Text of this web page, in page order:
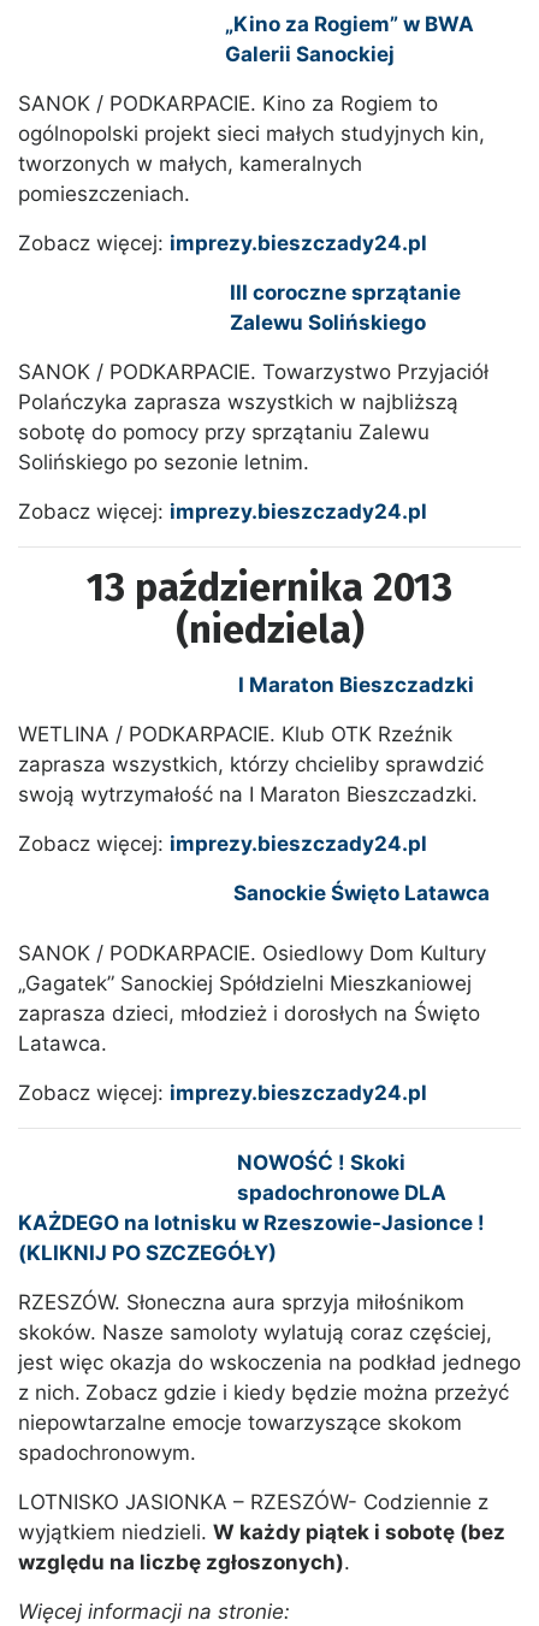
„Kino za Rogiem” w BWA
Galerii Sanockiej
SANOK / PODKARPACIE. Kino za Rogiem to
ogólnopolski projekt sieci małych studyjnych kin,
tworzonych w małych, kameralnych
pomieszczeniach.
Zobacz więcej: imprezy.bieszczady24.pl
III coroczne sprzątanie
Zalewu Solińskiego
SANOK / PODKARPACIE. Towarzystwo Przyjaciół
Polańczyka zaprasza wszystkich w najbliższą
sobotę do pomocy przy sprzątaniu Zalewu
Solińskiego po sezonie letnim.
Zobacz więcej: imprezy.bieszczady24.pl
13 października 2013
(niedziela)
I Maraton Bieszczadzki
WETLINA / PODKARPACIE. Klub OTK Rzeźnik
zaprasza wszystkich, którzy chcieliby sprawdzić
swoją wytrzymałość na I Maraton Bieszczadzki.
Zobacz więcej: imprezy.bieszczady24.pl
Sanockie Święto Latawca
SANOK / PODKARPACIE. Osiedlowy Dom Kultury
„Gagatek” Sanockiej Spółdzielni Mieszkaniowej
zaprasza dzieci, młodzież i dorosłych na Święto
Latawca.
Zobacz więcej: imprezy.bieszczady24.pl
NOWOŚĆ ! Skoki
spadochronowe DLA
KAŻDEGO na lotnisku w Rzeszowie-Jasionce !
(KLIKNIJ PO SZCZEGÓŁY)
RZESZÓW. Słoneczna aura sprzyja miłośnikom
skoków. Nasze samoloty wylatują coraz częściej,
jest więc okazja do wskoczenia na podkład jednego
z nich. Zobacz gdzie i kiedy będzie można przeżyć
niepowtarzalne emocje towarzyszące skokom
spadochronowym.
LOTNISKO JASIONKA – RZESZÓW- Codziennie z
wyjątkiem niedzieli. W każdy piątek i sobotę (bez
względu na liczbę zgłoszonych).
Więcej informacji na stronie: